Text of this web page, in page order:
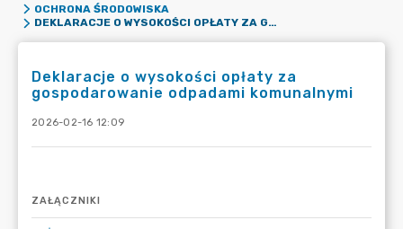
OCHRONA ŚRODOWISKA
DEKLARACJE O WYSOKOŚCI OPŁATY ZA GOSPODAROWANIE ODPADAMI KOMUNALNYMI
Deklaracje o wysokości opłaty za
gospodarowanie odpadami komunalnymi
2026-02-16 12:09
ZAŁĄCZNIKI